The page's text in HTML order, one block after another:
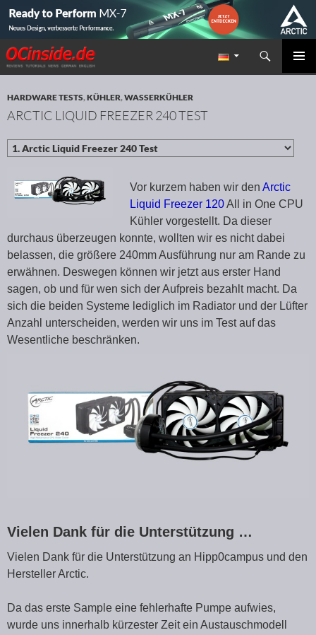
Redaktion ocinside.de PC Hardware Portal
Suchen
ZUM INHALT SPRINGEN
HARDWARE TESTS,KÜHLER,WASSERKÜHLER
ARCTIC LIQUID FREEZER 240 TEST
Vor kurzem haben wir den Arctic
Liquid Freezer 120All in One CPU
Kühler vorgestellt. Da dieser
durchaus überzeugen konnte, wollten wir es nicht dabei
belassen, die größere 240mm Ausführung nur am Rande zu
erwähnen. Deswegen können wir jetzt aus erster Hand
sagen, ob und für wen sich der Aufpreis bezahlt macht. Da
sich die beiden Systeme lediglich im Radiator und der Lüfter
Anzahl unterscheiden, werden wir uns im Test auf das
Wesentliche beschränken.
Vielen Dank für die Unterstützung …
Vielen Dank für die Unterstützung an Hipp0campus und den
Hersteller Arctic.
Da das erste Sample eine fehlerhafte Pumpe aufwies,
wurde uns innerhalb kürzester Zeit ein Austauschmodell